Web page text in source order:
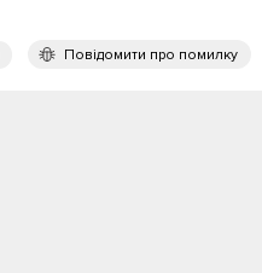
Повідомити про помилку